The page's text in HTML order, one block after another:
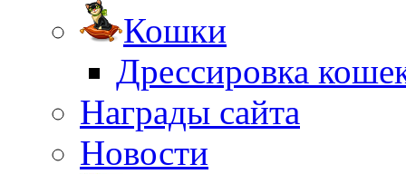
Кошки
Дрессировка
Награды сайта
Новости